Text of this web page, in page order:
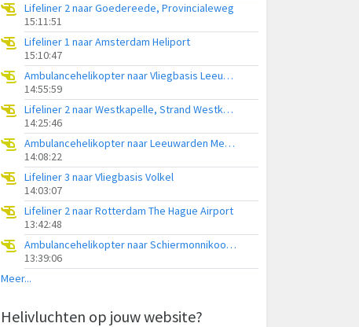
Lifeliner 2 naar Goedereede, Provincialeweg
15:11:51
Lifeliner 1 naar Amsterdam Heliport
15:10:47
Ambulancehelikopter naar Vliegbasis Leeuwarden
14:55:59
Lifeliner 2 naar Westkapelle, Strand Westkapelle
14:25:46
Ambulancehelikopter naar Leeuwarden Medical Center Heliport
14:08:22
Lifeliner 3 naar Vliegbasis Volkel
14:03:07
Lifeliner 2 naar Rotterdam The Hague Airport
13:42:48
Ambulancehelikopter naar Schiermonnikoog Heliport
13:39:06
Meer...
Helivluchten op jouw website?